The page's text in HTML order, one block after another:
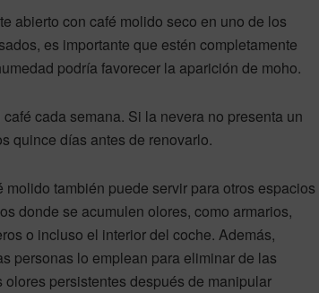
abierto con café molido seco en uno de los
es importante que estén completamente
podría favorecer la aparición de moho.
cada semana. Si la nevera no presenta un
quince días antes de renovarlo.
molido también puede servir para otros espacios
donde se acumulen olores, como armarios,
o incluso el interior del coche. Además,
personas lo emplean para eliminar de las
olores persistentes después de manipular